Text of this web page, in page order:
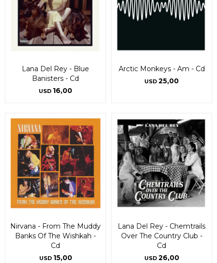
Lana Del Rey - Blue
Banisters - Cd
USD 16,00
Arctic Monkeys - Am - Cd
USD 25,00
Nirvana - From The Muddy
Banks Of The Wishkah -
Cd
USD 15,00
Lana Del Rey - Chemtrails
Over The Country Club -
Cd
USD 26,00
Continuar
Continuar